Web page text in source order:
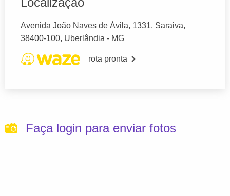
Avenida João Naves de Ávila, 1331, Saraiva,
38400-100, Uberlândia - MG
rota pronta
Faça login para enviar fotos